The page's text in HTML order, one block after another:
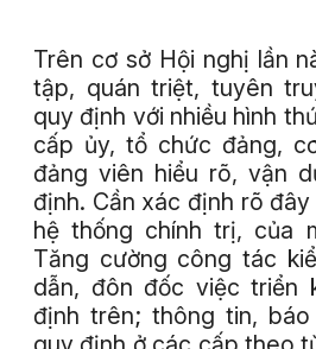
Trên cơ sở Hội nghị lần
tập, quán triệt, tuyên
quy định với nhiều hình
cấp ủy, tổ chức đảng,
đảng viên hiểu rõ, vận
định. Cần xác định rõ
hệ thống chính trị, của
Tăng cường công tác
dẫn, đôn đốc việc triển
định trên; thông tin,